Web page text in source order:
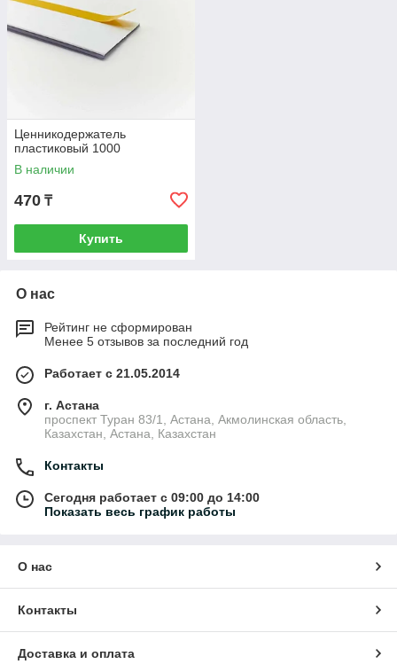
Ценникодержатель
пластиковый 1000
В наличии
470 ₸
Купить
О нас
Рейтинг не сформирован
Менее 5 отзывов за последний год
Работает с 21.05.2014
г. Астана
проспект Туран 83/1, Астана, Акмолинская область,
Казахстан, Астана, Казахстан
Контакты
Сегодня работает с 09:00 до 14:00
Показать весь график работы
О нас
Контакты
Доставка и оплата